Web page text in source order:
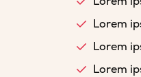
Lorem
Lorem
Lorem